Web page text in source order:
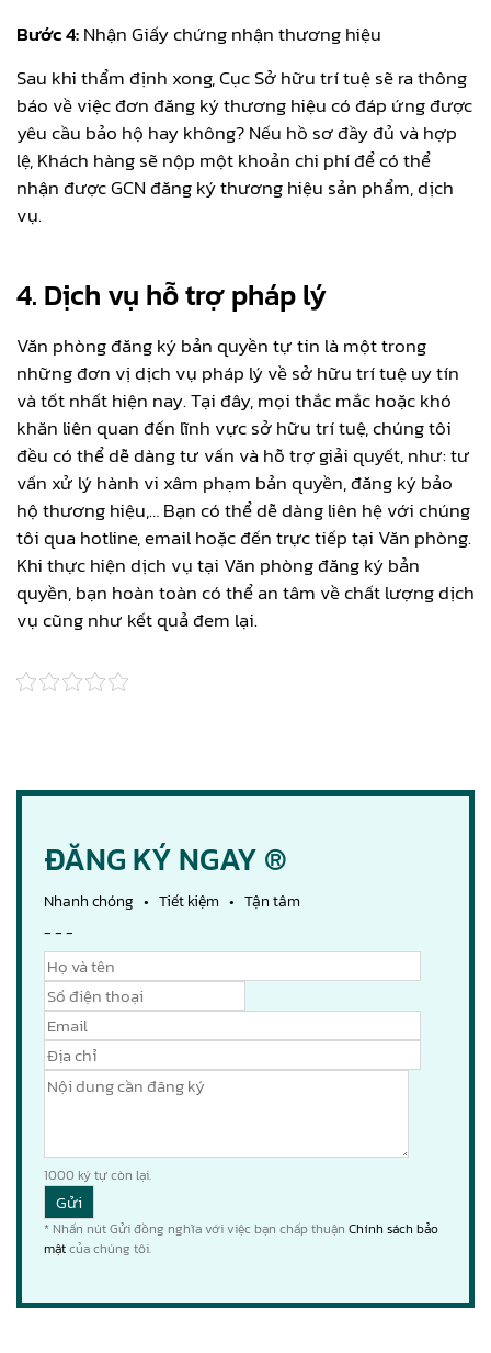
Bước 4:Nhận Giấy chứng nhận thương hiệu
Sau khi thẩm định xong, Cục Sở hữu trí tuệ sẽ ra thông
báo về việc đơn đăng ký thương hiệu có đáp ứng được
yêu cầu bảo hộ hay không? Nếu hồ sơ đầy đủ và hợp
lệ, Khách hàng sẽ nộp một khoản chi phí để có thể
nhận được GCN đăng ký thương hiệu sản phẩm, dịch
vụ.
4. Dịch vụ hỗ trợ pháp lý
Văn phòng đăng ký bản quyền tự tin là một trong
những đơn vị dịch vụ pháp lý về sở hữu trí tuệ uy tín
và tốt nhất hiện nay. Tại đây, mọi thắc mắc hoặc khó
khăn liên quan đến lĩnh vực sở hữu trí tuệ, chúng tôi
đều có thể dễ dàng tư vấn và hỗ trợ giải quyết, như: tư
vấn xử lý hành vi xâm phạm bản quyền, đăng ký bảo
hộ thương hiệu,… Bạn có thể dễ dàng liên hệ với chúng
tôi qua hotline, email hoặc đến trực tiếp tại Văn phòng.
Khi thực hiện dịch vụ tại Văn phòng đăng ký bản
quyền, bạn hoàn toàn có thể an tâm về chất lượng dịch
vụ cũng như kết quả đem lại.
ĐĂNG KÝ NGAY ®
Nhanh chóng • Tiết kiệm • Tận tâm
- - -
1000 ký tự còn lại.
* Nhấn nút Gửi đồng nghĩa với việc bạn chấp thuận Chính sách bảo
mậtcủa chúng tôi.